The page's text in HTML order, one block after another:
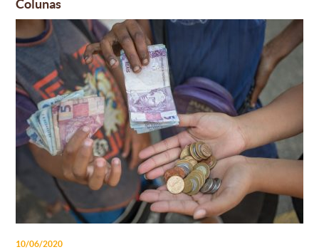
Colunas
10/06/2020